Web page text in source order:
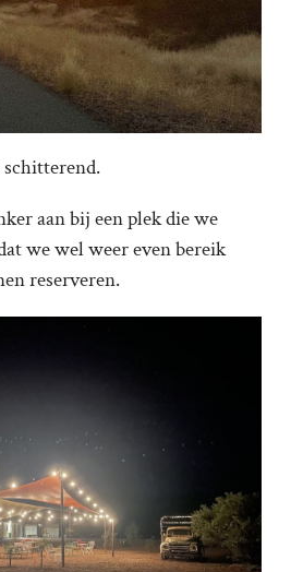
schitterend.
aan bij een plek die we
we wel weer even bereik
reserveren.